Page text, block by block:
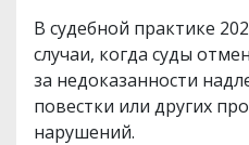
В судебной практике
случаи, когда суды
за недоказанности
повестки или других
нарушений.